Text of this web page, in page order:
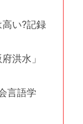
い?記録
洪水」
言語学